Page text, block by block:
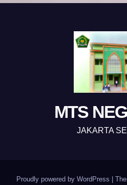
MTS
JAKARTA
Proudly powered by WordPress